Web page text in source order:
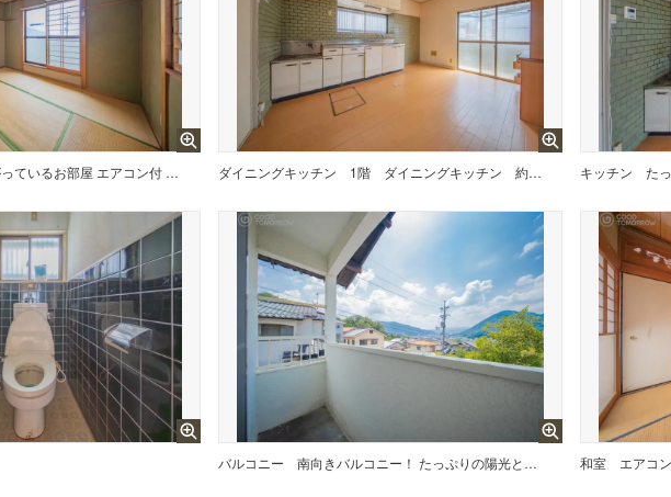
バルコニーに繋がっているお部屋 エアコン付 （2階 和室） ダイニングキッチン 1階 ダイニングキッチン 約7.5帖 キッチン
バルコニー 南向きバルコニー！ たっぷりの陽光と心地よい風が舞い込みます 和室 エアコ